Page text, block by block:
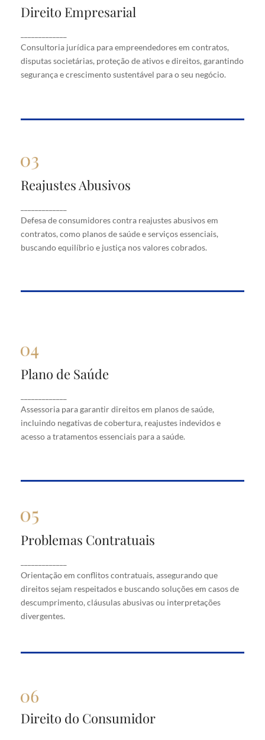
Direito Empresarial
Consultoria jurídica para empreendedores em contratos,
disputas societárias, proteção de ativos e direitos, garantindo
segurança e crescimento sustentável para o seu negócio.
Direito Empresarial
contratos, disputas societárias, proteção de ativos
e direitos, garantindo segurança e crescimento
sustentável para o seu negócio.
Reajustes Abusivos
Defesa de consumidores contra reajustes abusivos em
contratos, como planos de saúde e serviços essenciais,
buscando equilíbrio e justiça nos valores cobrados.
Reajustes Abusivos
em contratos, como planos de saúde e serviços
essenciais, buscando equilíbrio e justiça nos valores
cobrados.
Plano de Saúde
Assessoria para garantir direitos em planos de saúde,
incluindo negativas de cobertura, reajustes indevidos e
acesso a tratamentos essenciais para a saúde.
Plano de Saúde
saúde, incluindo negativas de cobertura, reajustes
indevidos e acesso a tratamentos essenciais para a
saúde.
Problemas Contratuais
Orientação em conflitos contratuais, assegurando que
direitos sejam respeitados e buscando soluções em casos de
descumprimento, cláusulas abusivas ou interpretações
divergentes.
Problemas Contratuais
que direitos sejam respeitados e buscando soluções
em casos de descumprimento, cláusulas abusivas
ou interpretações divergentes.
Direito do Consumidor
Direito do Consumidor